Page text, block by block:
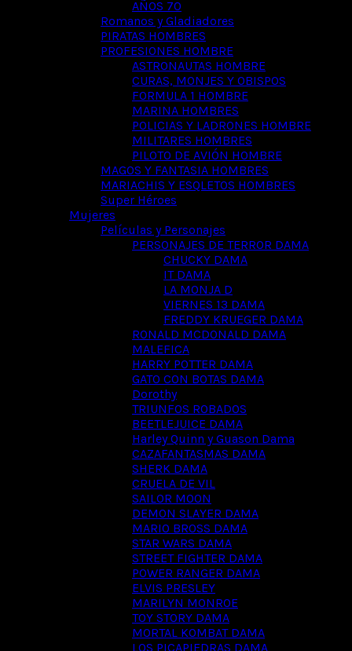
AÑOS 70
Romanos y Gladiadores
PIRATAS HOMBRES
PROFESIONES HOMBRE
ASTRONAUTAS HOMBRE
CURAS, MONJES Y OBISPOS
FORMULA 1 HOMBRE
MARINA HOMBRES
POLICIAS Y LADRONES HOMBRE
MILITARES HOMBRES
PILOTO DE AVIÓN HOMBRE
MAGOS Y FANTASIA HOMBRES
MARIACHIS Y ESQLETOS HOMBRES
Super Héroes
Mujeres
Películas y Personajes
PERSONAJES DE TERROR DAMA
CHUCKY DAMA
IT DAMA
LA MONJA D
VIERNES 13 DAMA
FREDDY KRUEGER DAMA
RONALD MCDONALD DAMA
MALEFICA
HARRY POTTER DAMA
GATO CON BOTAS DAMA
Dorothy
TRIUNFOS ROBADOS
BEETLEJUICE DAMA
Harley Quinn y Guason Dama
CAZAFANTASMAS DAMA
SHERK DAMA
CRUELA DE VIL
SAILOR MOON
DEMON SLAYER DAMA
MARIO BROSS DAMA
STAR WARS DAMA
STREET FIGHTER DAMA
POWER RANGER DAMA
ELVIS PRESLEY
MARILYN MONROE
TOY STORY DAMA
MORTAL KOMBAT DAMA
LOS PICAPIEDRAS DAMA